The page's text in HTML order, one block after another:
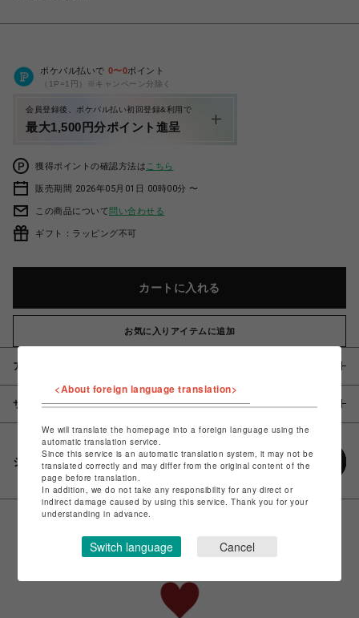
ポケパル払いで 0〜0ポイント
（1P=1円）※キャンペーン分除く
会員登録後、ポケパル払い初回登録&利用で
最大1,500円分ポイント進呈
獲得ポイントの確認方法は こちら
販売期間 2026年05月01日 00時00分 〜
この商品について問い合わせる
ギフト：ラッピング不可
カートに入れる
お気に入りアイテムに追加
アイテム説明 / 素材
サイズ
シェアする
<About foreign language translation>
We will translate the homepage into a foreign language using the
automatic translation service.
Since this service is an automatic translation system, it may not be
translated correctly and may differ from the original content of the
page before translation.
In addition, we do not take any responsibility for any direct or
indirect damage caused by using this service. Thank you for your
understanding in advance.
Switch language Cancel